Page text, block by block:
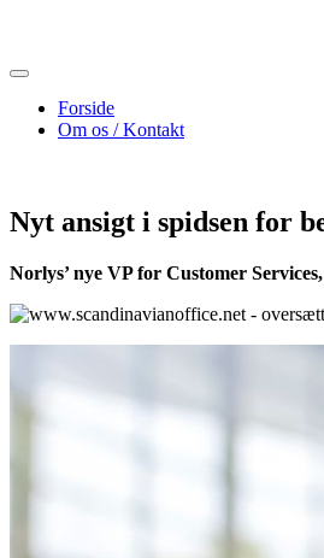
Forside
Om os / Kontakt
Nyt ansigt i spidsen for
Norlys’ nye VP for Customer